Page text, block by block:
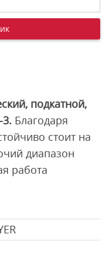
подкатной,
3. Благодаря
стоит на
диапазон
работа